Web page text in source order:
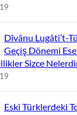
Dîvânu Lugâti’t-
Geçiş Dönemi
Sizce
Eski Türklerdeki